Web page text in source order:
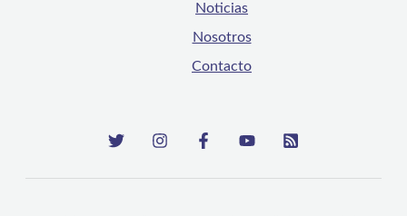
Noticias
Nosotros
Contacto